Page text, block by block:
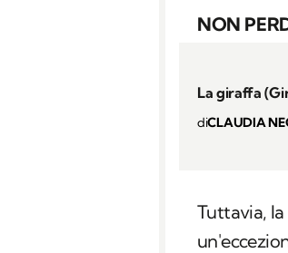
NON
La giraffa
diCLAUDIA
Tuttavia,